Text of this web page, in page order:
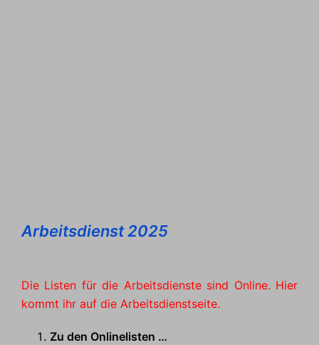
Arbeitsdienst 2025
Die Listen für die Arbeitsdienste sind Online. Hier
kommt ihr auf die Arbeitsdienstseite.
Zu den Onlinelisten …